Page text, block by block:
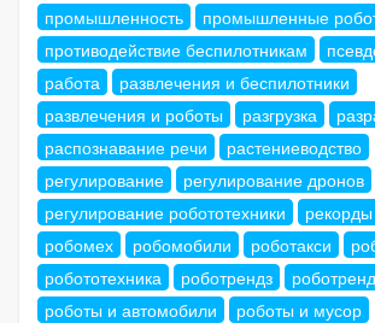
промышленность
промышленные
противодействие беспилотникам
работа
развлечения и беспилотники
развлечения и роботы
разгрузка
распознавание речи
растениеводство
регулирование
регулирование дронов
регулирование робототехники
рекорды
робомех
робомобили роботакси
робототехника
роботрендз
роботы и автомобили
роботы и мусор